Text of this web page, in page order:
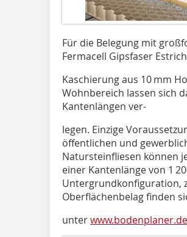
Für die Belegung mit
Fermacell Gipsfaser
Kaschierung aus 10 mm
Wohnbereich lassen sich
Kantenlängen ver-
legen. Einzige
öffentlichen und
Natursteinfliesen können
einer Kantenlänge von 1
Untergrundkonfiguration,
Oberflächenbelag finden
unterwww.bodenplaner.de